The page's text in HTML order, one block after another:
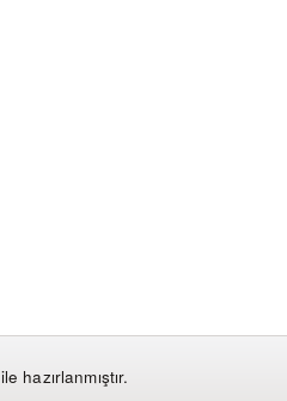
ile hazırlanmıştır.